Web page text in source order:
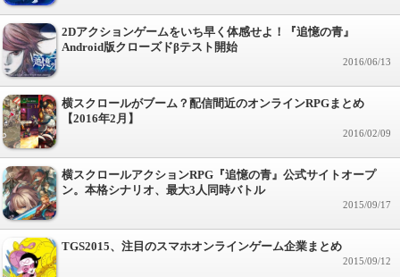
2Dアクションゲームをいち早く体感せよ！『追憶の青』
Android版クローズドβテスト開始
2016/06/13
横スクロールがブーム？配信間近のオンラインRPGまとめ
【2016年2月】
2016/02/09
横スクロールアクションRPG『追憶の青』公式サイトオープ
ン。本格シナリオ、最大3人同時バトル
2015/09/17
TGS2015、注目のスマホオンラインゲーム企業まとめ
2015/09/12